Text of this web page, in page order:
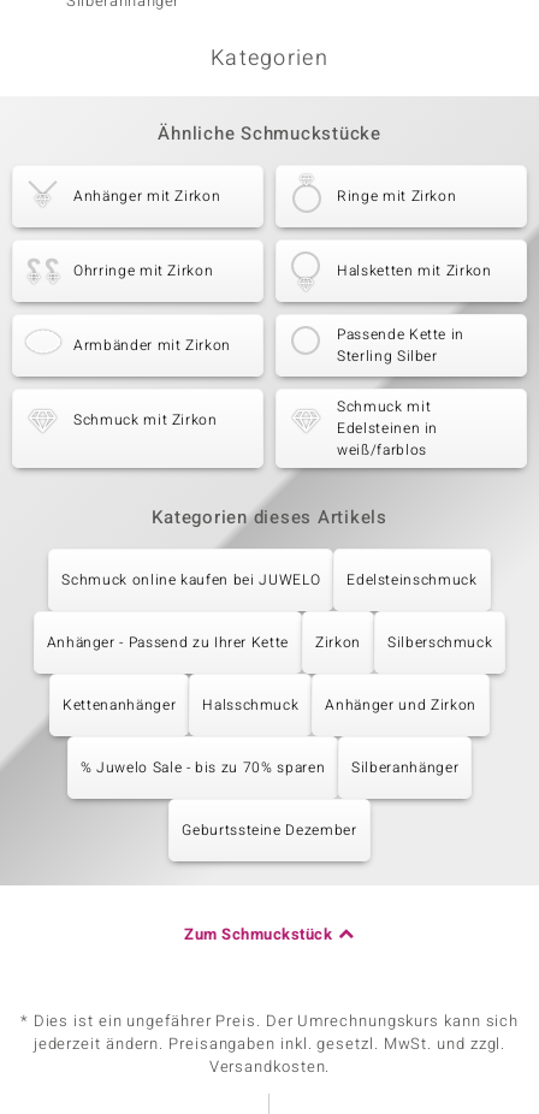
Kategorien
Ähnliche Schmuckstücke
Anhänger mit Zirkon Ringe mit Zirkon
Ohrringe mit Zirkon Halsketten mit Zirkon
Armbänder mit Zirkon
Passende Kette in
Sterling Silber
Schmuck mit Zirkon
Schmuck mit
Edelsteinen in
weiß/farblos
Kategorien dieses Artikels
Schmuck online kaufen bei JUWELO Edelsteinschmuck
Anhänger - Passend zu Ihrer Kette Zirkon Silberschmuck
Kettenanhänger Halsschmuck Anhänger und Zirkon
% Juwelo Sale - bis zu 70% sparen Silberanhänger
Geburtssteine Dezember
Zum Schmuckstück
* Dies ist ein ungefährer Preis. Der Umrechnungskurs kann sich
jederzeit ändern. Preisangaben inkl. gesetzl. MwSt. und zzgl.
Versandkosten.